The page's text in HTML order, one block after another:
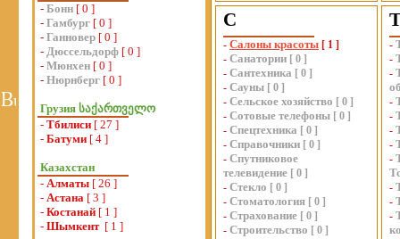
- Бонн [ 0 ]
- Гамбург [ 0 ]
- Ганновер [ 0 ]
- Дюссельдорф [ 0 ]
- Мюнхен [ 0 ]
- Нюрнберг [ 0 ]
Грузия საქართველო
- Тбилиси [ 27 ]
- Батуми [ 4 ]
Казахстан
- Алматы [ 26 ]
- Астана [ 3 ]
- Костанай [ 1 ]
- Шымкент [ 1 ]
С
- Салоны красоты [ 1 ]
- Санатории [ 0 ]
- Сантехника [ 0 ]
- Сауны [ 0 ]
- Сельское хозяйство [ 0 ]
- Сотовые телефоны [ 0 ]
- Спецтехника [ 0 ]
- Справочники [ 0 ]
- Спутниковое
телевидение [ 0 ]
- Стекло [ 0 ]
- Стоматология [ 0 ]
- Страхование [ 0 ]
- Строительство [ 0 ]
-
-
-
-
-
-
-
-
-
-
-